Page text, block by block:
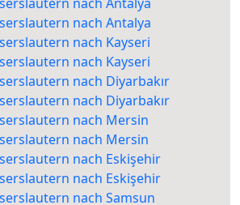
nach Antalya
nach Kayseri
nach Kayseri
nach Diyarbakır
nach Diyarbakır
nach Mersin
nach Mersin
nach Eskişehir
nach Eskişehir
nach Samsun